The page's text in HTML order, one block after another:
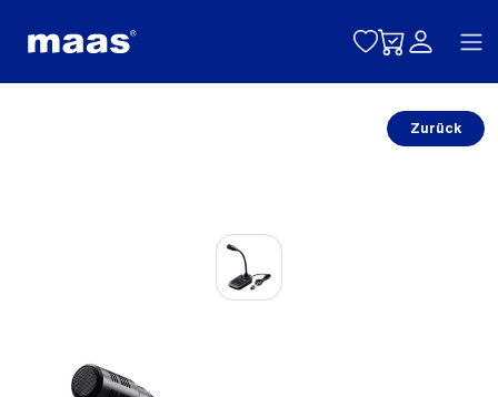
Toggle
Zurück